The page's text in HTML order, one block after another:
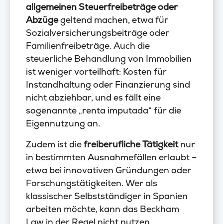
allgemeinen Steuerfreibeträge oder
Abzügegeltend machen, etwa für
Sozialversicherungsbeiträge oder
Familienfreibeträge. Auch die
steuerliche Behandlung von Immobilien
ist weniger vorteilhaft: Kosten für
Instandhaltung oder Finanzierung sind
nicht abziehbar, und es fällt eine
sogenannte „renta imputada“ für die
Eigennutzung an.
Zudem ist diefreiberufliche Tätigkeitnur
in bestimmten Ausnahmefällen erlaubt –
etwa bei innovativen Gründungen oder
Forschungstätigkeiten. Wer als
klassischer Selbstständiger in Spanien
arbeiten möchte, kann das Beckham
Law in der Regel nicht nutzen.